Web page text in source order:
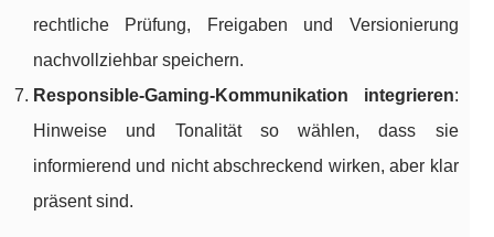
rechtliche Prüfung, Freigaben und Versionierung
nachvollziehbar speichern.
Responsible-Gaming-Kommunikation integrieren:
Hinweise und Tonalität so wählen, dass sie
informierend und nicht abschreckend wirken, aber klar
präsent sind.